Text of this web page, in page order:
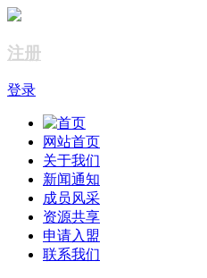
注册
登录
网站首页
关于我们
新闻通知
成员风采
资源共享
申请入盟
联系我们